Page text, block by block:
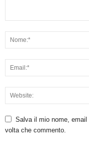
Salva il mio nome,
volta che commento.